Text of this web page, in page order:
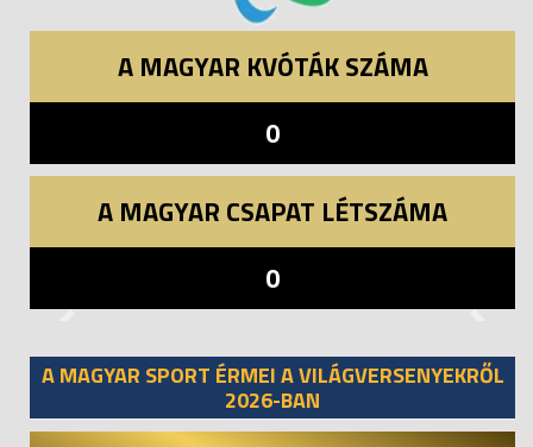
A MAGYAR KVÓTÁK SZÁMA
0
A MAGYAR CSAPAT LÉTSZÁMA
0
A MAGYAR SPORT ÉRMEI A VILÁGVERSENYEKRŐL
2026-BAN